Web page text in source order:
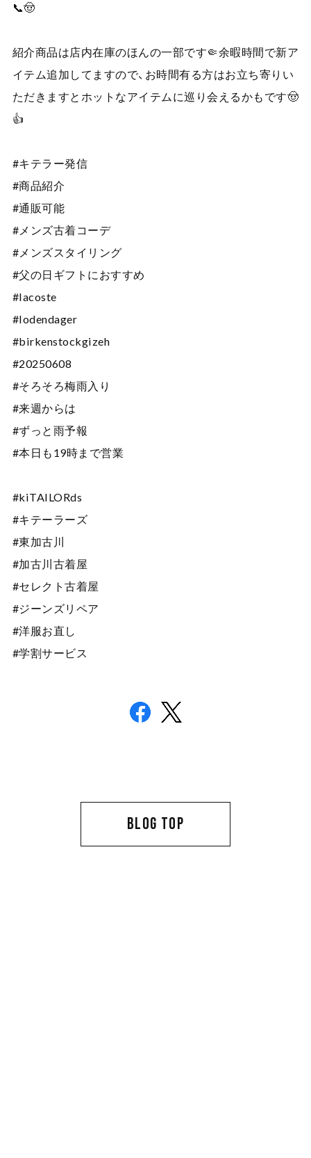
📞🤠
紹介商品は店内在庫のほんの一部です🤏余暇時間で新ア
イテム追加してますので、お時間有る方はお立ち寄りい
ただきますとホットなアイテムに巡り会えるかもです🤠
👍
#キテラー発信
#商品紹介
#通販可能
#メンズ古着コーデ
#メンズスタイリング
#父の日ギフトにおすすめ
#lacoste
#lodendager
#birkenstockgizeh
#20250608
#そろそろ梅雨入り
#来週からは
#ずっと雨予報
#本日も19時まで営業
#kiTAILORds
#キテーラーズ
#東加古川
#加古川古着屋
#セレクト古着屋
#ジーンズリペア
#洋服お直し
#学割サービス
BLOG TOP